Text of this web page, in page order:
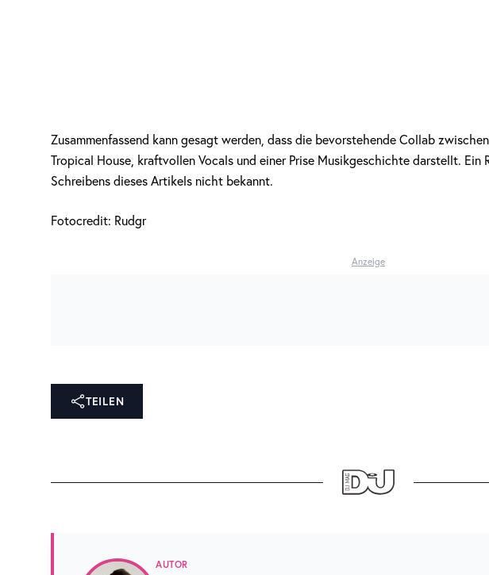
Zusammenfassend kann gesagt werden, dass die bevorstehende Collab zwischen
Tropical House, kraftvollen Vocals und einer Prise Musikgeschichte darstellt. Ein
Schreibens dieses Artikels nicht bekannt.
Fotocredit: Rudgr
Anzeige
TEILEN
AUTOR